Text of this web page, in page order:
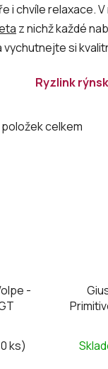
i chvíle relaxace.
z nichž každé
si
Ryzlink
položek celkem
-
ks)